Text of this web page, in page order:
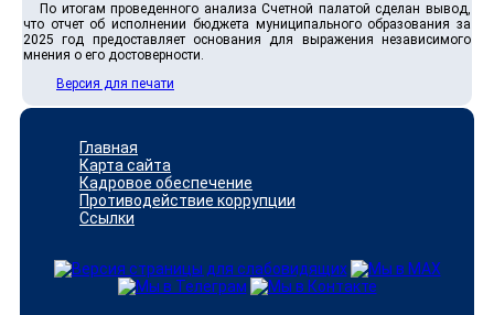
По итогам проведенного анализа Счетной палатой сделан вывод,
что отчет об исполнении бюджета муниципального образования за
2025 год предоставляет основания для выражения независимого
мнения о его достоверности.
Версия для печати
Главная
Карта сайта
Кадровое обеспечение
Противодействие коррупции
Ссылки